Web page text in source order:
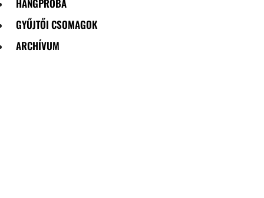
HANGPRÓBA
GYŰJTŐI CSOMAGOK
ARCHÍVUM